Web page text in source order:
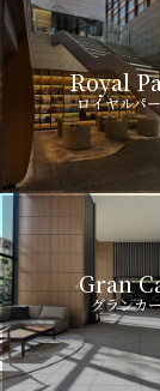
Royal
ロイヤルパ
Gran
グランカ